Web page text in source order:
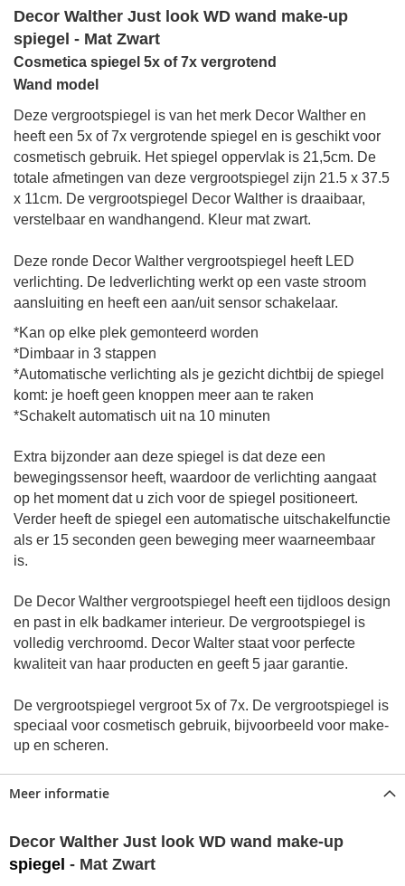
Decor Walther Just look WD wand make-up
spiegel - Mat Zwart
Cosmetica spiegel 5x of 7x vergrotend
Wand model
Deze vergrootspiegel is van het merk Decor Walther en
heeft een 5x of 7x vergrotende spiegel en is geschikt voor
cosmetisch gebruik. Het spiegel oppervlak is 21,5cm. De
totale afmetingen van deze vergrootspiegel zijn 21.5 x 37.5
x 11cm. De vergrootspiegel Decor Walther is draaibaar,
verstelbaar en wandhangend. Kleur mat zwart.
Deze ronde Decor Walther vergrootspiegel heeft LED
verlichting. De ledverlichting werkt op een vaste stroom
aansluiting en heeft een aan/uit sensor schakelaar.
*Kan op elke plek gemonteerd worden
*Dimbaar in 3 stappen
*Automatische verlichting als je gezicht dichtbij de spiegel
komt: je hoeft geen knoppen meer aan te raken
*Schakelt automatisch uit na 10 minuten
Extra bijzonder aan deze spiegel is dat deze een
bewegingssensor heeft, waardoor de verlichting aangaat
op het moment dat u zich voor de spiegel positioneert.
Verder heeft de spiegel een automatische uitschakelfunctie
als er 15 seconden geen beweging meer waarneembaar
is.
De Decor Walther vergrootspiegel heeft een tijdloos design
en past in elk badkamer interieur. De vergrootspiegel is
volledig verchroomd. Decor Walter staat voor perfecte
kwaliteit van haar producten en geeft 5 jaar garantie.
De vergrootspiegel vergroot 5x of 7x. De vergrootspiegel is
speciaal voor cosmetisch gebruik, bijvoorbeeld voor make-
up en scheren.
Meer informatie
Decor Walther Just look WD wand make-up
spiegel - Mat Zwart